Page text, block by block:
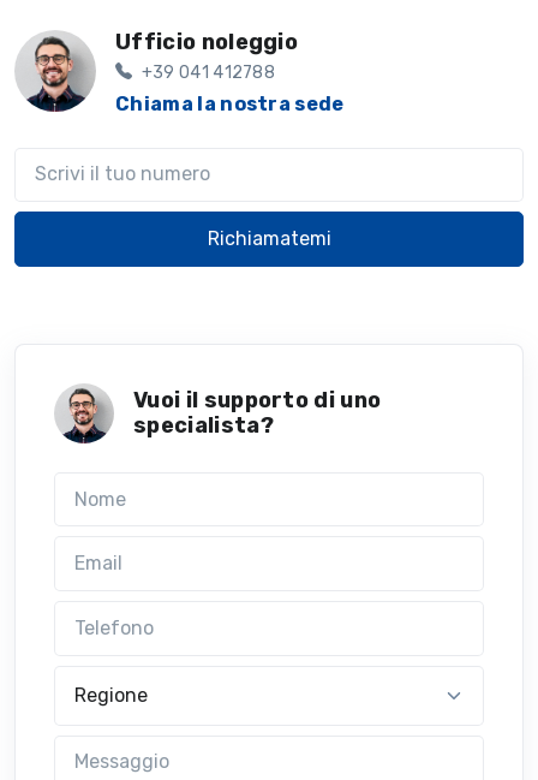
Ufficio noleggio
+39 041 412788
Chiama la nostra sede
Richiamatemi
Vuoi il supporto di uno
specialista?